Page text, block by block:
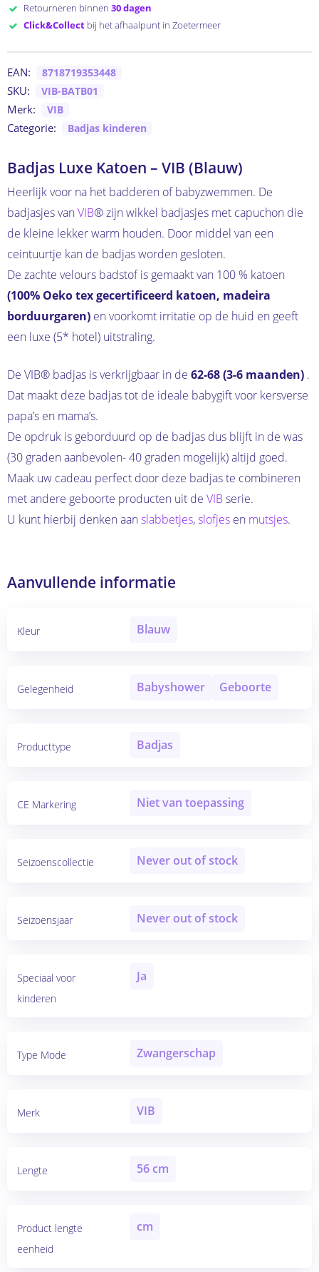
Retourneren binnen 30 dagen
Click&Collectbij het afhaalpunt in Zoetermeer
EAN: 8718719353448
SKU: VIB-BATB01
Merk: VIB
Categorie: Badjas kinderen
Badjas Luxe Katoen – VIB (Blauw)
Heerlijk voor na het badderen of babyzwemmen. De
badjasjes vanVIB® zijn wikkel badjasjes met capuchon die
de kleine lekker warm houden. Door middel van een
ceintuurtje kan de badjas worden gesloten.
De zachte velours badstof is gemaakt van 100 % katoen
(100% Oeko tex gecertificeerd katoen, madeira
borduurgaren) en voorkomt irritatie op de huid en geeft
een luxe (5* hotel) uitstraling.
De VIB® badjas is verkrijgbaar in de 62-68 (3-6 maanden) .
Dat maakt deze badjas tot de ideale babygift voor kersverse
papa’s en mama’s.
De opdruk is geborduurd op de badjas dus blijft in de was
(30 graden aanbevolen- 40 graden mogelijk) altijd goed.
Maak uw cadeau perfect door deze badjas te combineren
met andere geboorte producten uit de VIBserie.
U kunt hierbij denken aanslabbetjes,slofjes en mutsjes.
Aanvullende informatie
Kleur Blauw
Gelegenheid Babyshower Geboorte
Producttype Badjas
CE Markering Niet van toepassing
Seizoenscollectie Never out of stock
Seizoensjaar Never out of stock
Speciaal voor
kinderen
Ja
Type Mode Zwangerschap
Merk VIB
Lengte 56 cm
Product lengte
eenheid
cm